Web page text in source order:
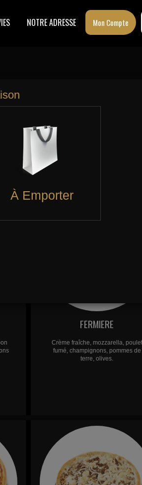
NOTRE ADRESSE Mon Compte
CRÈME FRAÎCHE
FERMIERE
Crème fraîche, mozzarella, poulet
fumé, champignons, pommes de
terre, olives.